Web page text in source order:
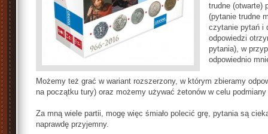
trudne (otwarte)
(pytanie trudne
czytanie pytań i
odpowiedzi
pytania), w
odpowiednio
Możemy też grać w wariant rozszerzony, w którym zbieramy
na początku tury) oraz możemy używać żetonów w celu
Za mną wiele partii, mogę więc śmiało polecić grę, pytania są
naprawdę przyjemny.